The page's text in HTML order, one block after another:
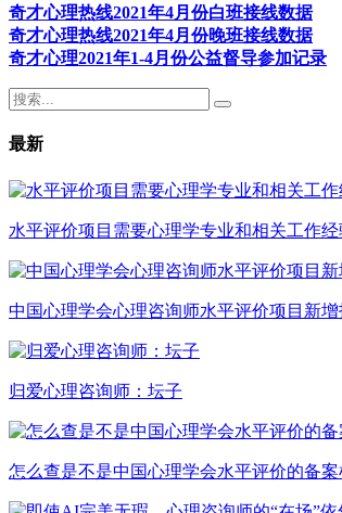
奇才心理热线2021年4月份白班接线数据
奇才心理热线2021年4月份晚班接线数据
奇才心理2021年1-4月份公益督导参加记录
最新
水平评价项目需要心理学专业和相关工作经
中国心理学会心理咨询师水平评价项目新
归爱心理咨询师：坛子
怎么查是不是中国心理学会水平评价的备案